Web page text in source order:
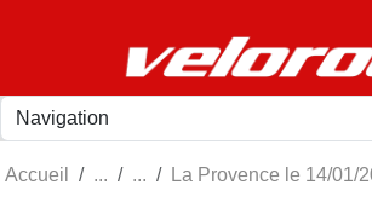
Accueil La Provence le 14/01/